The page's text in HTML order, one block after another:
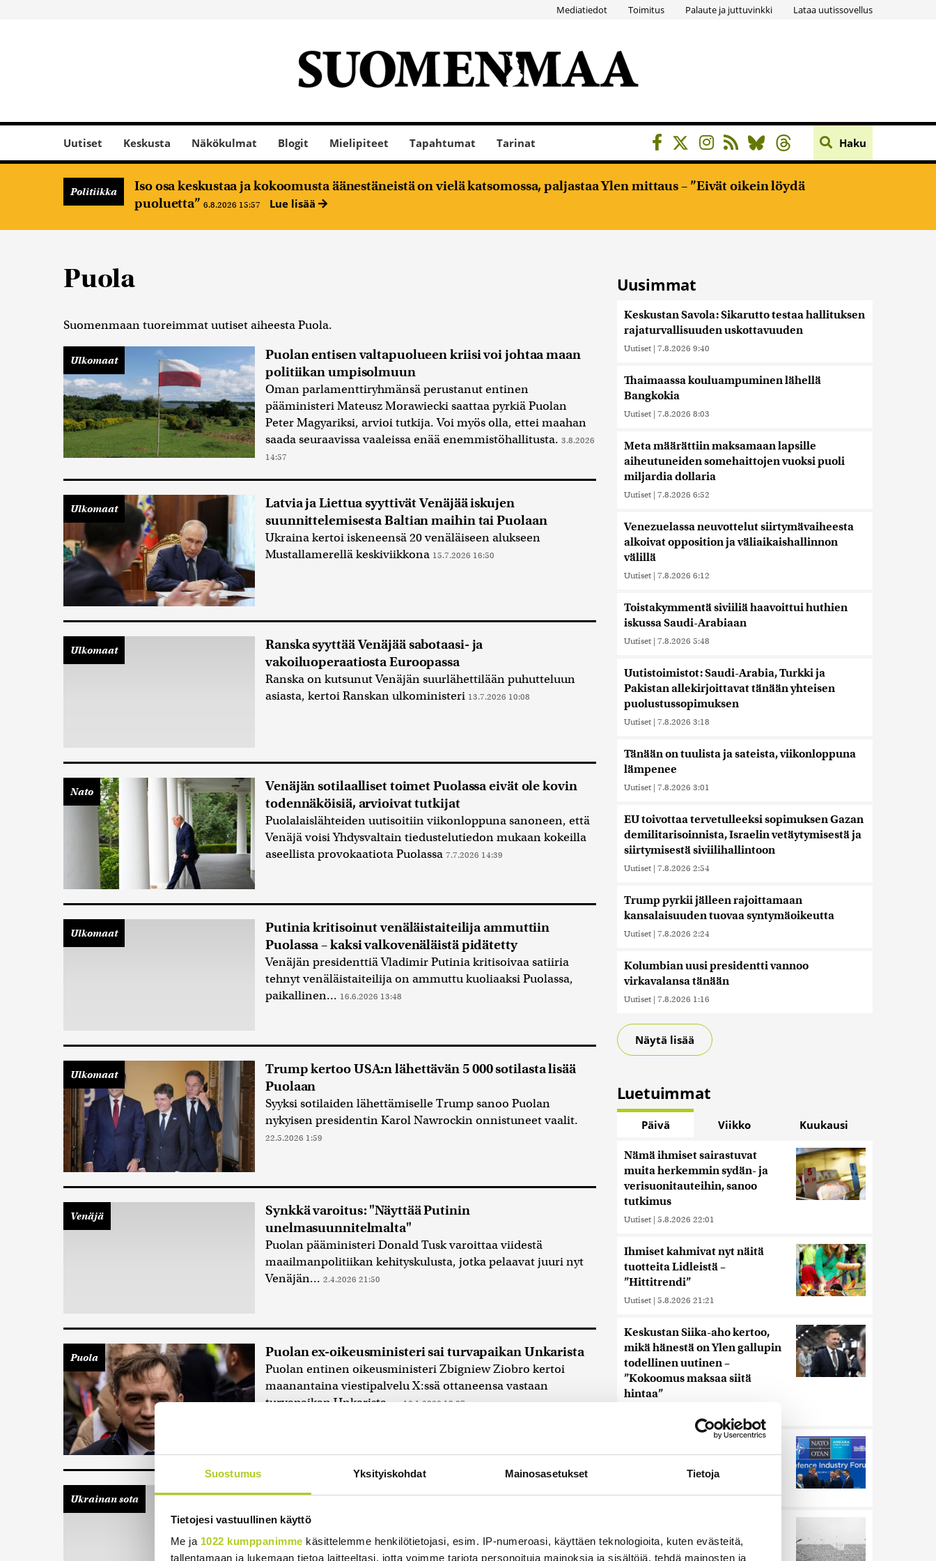
Suostumus Yksityiskohdat Mainosasetukset Tietoja
Tietojesi vastuullinen käyttö
Me ja 1022 kumppanimme käsittelemme henkilötietojasi, esim. IP-numeroasi, käyttäen teknologioita, kuten evästeitä,
tallentamaan ja lukemaan tietoa laitteeltasi, jotta voimme tarjota personoituja mainoksia ja sisältöjä, tehdä mainosten ja
Mediatiedot Toimitus Palaute ja juttuvinkki Lataa uutissovellus
Uutiset Keskusta Näkökulmat Blogit Mielipiteet Tapahtumat Tarinat Haku
Politiikka
Iso osa keskustaa ja kokoomusta äänestäneistä on vielä katsomossa, paljastaa Ylen mittaus – ”Eivät oikein löydä
puoluetta” 6.8.2026 15:57 Lue lisää
Puola
Suomenmaan tuoreimmat uutiset aiheesta Puola.
Ulkomaat
Puolan entisen valtapuolueen kriisi voi johtaa maan
politiikan umpisolmuun
Oman parlamenttiryhmänsä perustanut entinen
pääministeri Mateusz Morawiecki saattaa pyrkiä Puolan
Peter Magyariksi, arvioi tutkija. Voi myös olla, ettei maahan
saada seuraavissa vaaleissa enää enemmistöhallitusta. 3.8.2026
14:57
Ulkomaat
Latvia ja Liettua syyttivät Venäjää iskujen
suunnittelemisesta Baltian maihin tai Puolaan
Ukraina kertoi iskeneensä 20 venäläiseen alukseen
Mustallamerellä keskiviikkona 15.7.2026 16:50
Ulkomaat
Ranska syyttää Venäjää sabotaasi- ja
vakoiluoperaatiosta Euroopassa
Ranska on kutsunut Venäjän suurlähettilään puhutteluun
asiasta, kertoi Ranskan ulkoministeri 13.7.2026 10:08
Nato
Venäjän sotilaalliset toimet Puolassa eivät ole kovin
todennäköisiä, arvioivat tutkijat
Puolalaislähteiden uutisoitiin viikonloppuna sanoneen, että
Venäjä voisi Yhdysvaltain tiedustelutiedon mukaan kokeilla
aseellista provokaatiota Puolassa 7.7.2026 14:39
Ulkomaat
Putinia kritisoinut venäläistaiteilija ammuttiin
Puolassa – kaksi valkovenäläistä pidätetty
Venäjän presidenttiä Vladimir Putinia kritisoivaa satiiria
tehnyt venäläistaiteilija on ammuttu kuoliaaksi Puolassa,
paikallinen... 16.6.2026 13:48
Ulkomaat
Trump kertoo USA:n lähettävän 5 000 sotilasta lisää
Puolaan
Syyksi sotilaiden lähettämiselle Trump sanoo Puolan
nykyisen presidentin Karol Nawrockin onnistuneet vaalit.
22.5.2026 1:59
Venäjä
Synkkä varoitus: "Näyttää Putinin
unelmasuunnitelmalta"
Puolan pääministeri Donald Tusk varoittaa viidestä
maailmanpolitiikan kehityskulusta, jotka pelaavat juuri nyt
Venäjän... 2.4.2026 21:50
Puola Puolan ex-oikeusministeri sai turvapaikan Unkarista
Puolan entinen oikeusministeri Zbigniew Ziobro kertoi
maanantaina viestipalvelu X:ssä ottaneensa vastaan
turvapaikan Unkarista....
12.1.2026 18:07
Ukrainan sota Varoitus: Nyt on pelissä Puolan itsenäisyys
on käsissä ”erittäin vaikea prosessi”, kun he...
Uusimmat
Keskustan Savola: Sikarutto testaa hallituksen
rajaturvallisuuden uskottavuuden
Uutiset | 7.8.2026 9:40
Thaimaassa kouluampuminen lähellä
Bangkokia
Uutiset | 7.8.2026 8:03
Meta määrättiin maksamaan lapsille
aiheutuneiden somehaittojen vuoksi puoli
miljardia dollaria
Uutiset | 7.8.2026 6:52
Venezuelassa neuvottelut siirtymävaiheesta
alkoivat opposition ja väliaikaishallinnon
välillä
Uutiset | 7.8.2026 6:12
Toistakymmentä siviiliä haavoittui huthien
iskussa Saudi-Arabiaan
Uutiset | 7.8.2026 5:48
Uutistoimistot: Saudi-Arabia, Turkki ja
Pakistan allekirjoittavat tänään yhteisen
puolustussopimuksen
Uutiset | 7.8.2026 3:18
Tänään on tuulista ja sateista, viikonloppuna
lämpenee
Uutiset | 7.8.2026 3:01
EU toivottaa tervetulleeksi sopimuksen Gazan
demilitarisoinnista, Israelin vetäytymisestä ja
siirtymisestä siviilihallintoon
Uutiset | 7.8.2026 2:54
Trump pyrkii jälleen rajoittamaan
kansalaisuuden tuovaa syntymäoikeutta
Uutiset | 7.8.2026 2:24
Kolumbian uusi presidentti vannoo
virkavalansa tänään
Uutiset | 7.8.2026 1:16
Näytä lisää
Luetuimmat
Päivä Viikko Kuukausi
Nämä ihmiset sairastuvat
muita herkemmin sydän- ja
verisuonitauteihin, sanoo
tutkimus
Uutiset | 5.8.2026 22:01
Ihmiset kahmivat nyt näitä
tuotteita Lidleistä –
”Hittitrendi”
Uutiset | 5.8.2026 21:21
Keskustan Siika-aho kertoo,
mikä hänestä on Ylen gallupin
todellinen uutinen –
”Kokoomus maksaa siitä
hintaa”
vuosikymmenen jäljessä
Venäjän suorituskyvystä
Uutiset | 5.8.2026 22:15
olympialaisissa, mitä pinnan
alla kyti